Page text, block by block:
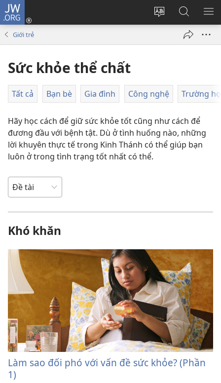
JW.ORG
Thay
Đăng
nhập
Tìm
kiếm
JW.ORG
Giới trẻ
Sức khỏe thể chất
Tất cả Bạn bè Gia đình Công nghệ Trường
Hãy học cách để giữ sức khỏe tốt cũng như cách để
đương đầu với bệnh tật. Dù ở tình huống nào, những
lời khuyên thực tế trong Kinh Thánh có thể giúp bạn
luôn ở trong tình trạng tốt nhất có thể.
Khó khăn
Làm sao đối phó với vấn đề sức khỏe? (Phần
1)